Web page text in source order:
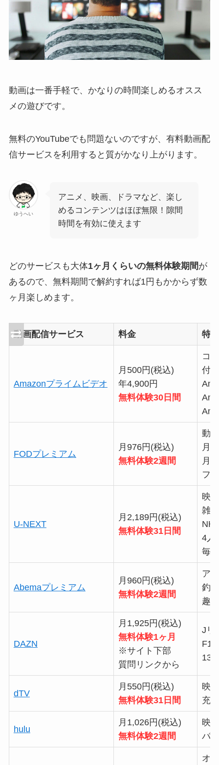
動画は一番手軽で、かなりの時間楽しめるオスス
メの遊びです。
無料のYouTubeでも問題ないのですが、有料動画配
信サービスを利用すると質がかなり上がります。
ゆうへい
アニメ、映画、ドラマなど、楽し
めるコンテンツはほぼ無限！隙間
時間を有効に使えます
どのサービスも大体1ヶ月くらいの無料体験期間が
あるので、無料期間で解約すれば1円もかからず数
ヶ月楽しめます。
動画配信サービス 料金 特徴
Amazonプライムビデオ
月500円(税込)
年4,900円
無料体験30日間
コ
付
FODプレミアム
月976円(税込)
無料体験2週間
動
月
月
フ
U-NEXT
月2,189円(税込)
無料体験31日間
映
雑
4人
毎
Abemaプレミアム
月960円(税込)
無料体験2週間
ア
釣
趣
DAZN
月1,925円(税込)
無料体験1ヶ月
※サイト下部
質問リンクから
Jリ
F1
130
dTV
月550円(税込)
無料体験31日間
映
充
hulu
月1,026円(税込)
無料体験2週間
映
バ
オ